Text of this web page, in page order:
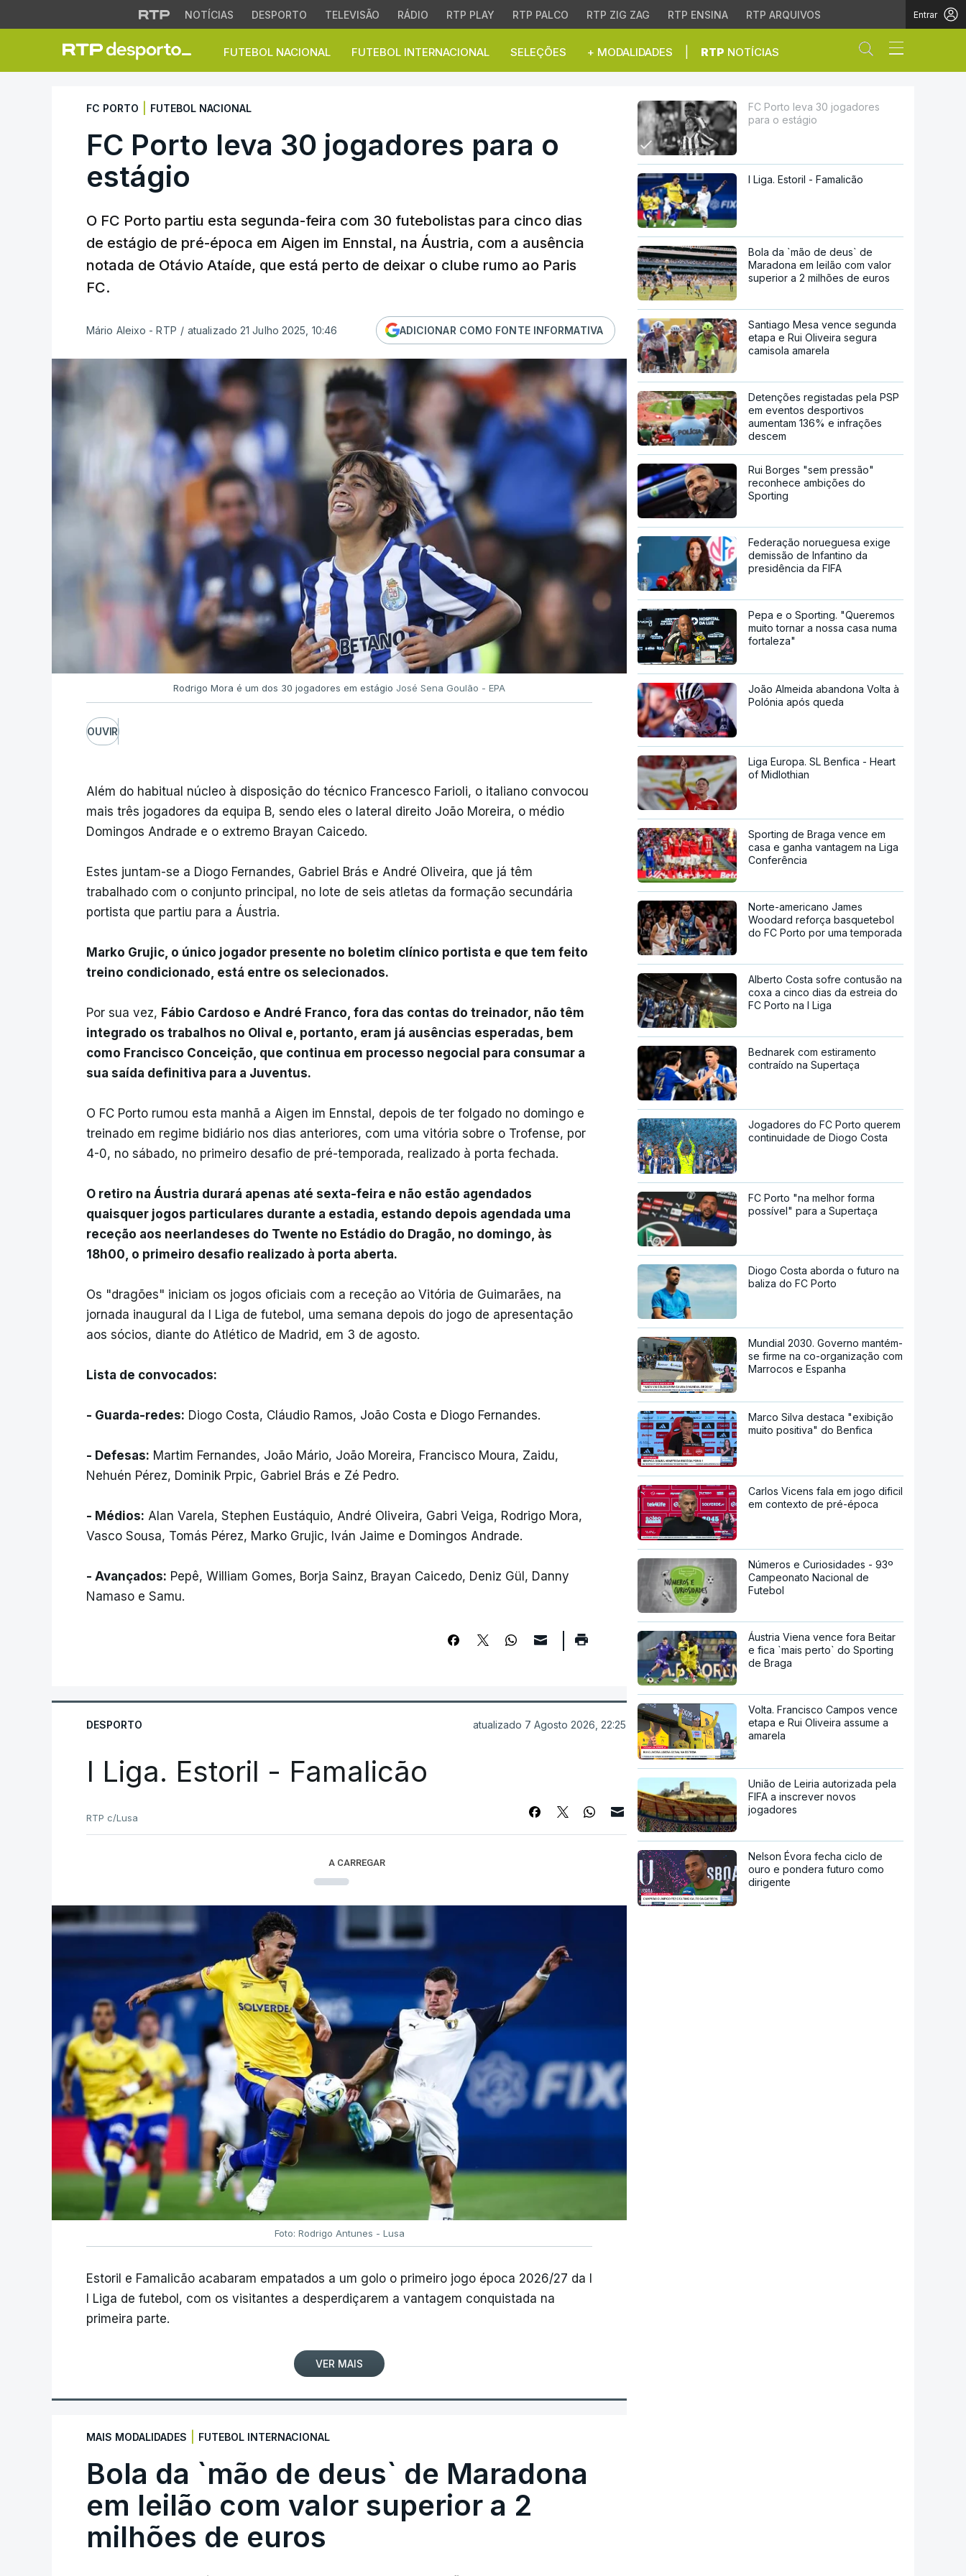
NOTÍCIAS DESPORTO TELEVISÃO RÁDIO RTP PLAY RTP PALCO RTP ZIG ZAG RTP ENSINA RTP ARQUIVOS Entrar
FUTEBOL NACIONAL FUTEBOL INTERNACIONAL SELEÇÕES + MODALIDADES RTP NOTÍCIAS Abrir campo
FC Porto leva 30 jogadores para o estágio
FC PORTO FUTEBOL NACIONAL
FC Porto leva 30 jogadores para o
estágio
O FC Porto partiu esta segunda-feira com 30 futebolistas para cinco dias
de estágio de pré-época em Aigen im Ennstal, na Áustria, com a ausência
notada de Otávio Ataíde, que está perto de deixar o clube rumo ao Paris
FC.
Mário Aleixo - RTP / atualizado 21 Julho 2025, 10:46 ADICIONAR COMO FONTE INFORMATIVA
Rodrigo Mora é um dos 30 jogadores em estágio José Sena Goulão - EPA
OUVIR
Além do habitual núcleo à disposição do técnico Francesco Farioli, o italiano convocou
mais três jogadores da equipa B, sendo eles o lateral direito João Moreira, o médio
Domingos Andrade e o extremo Brayan Caicedo.
Estes juntam-se a Diogo Fernandes, Gabriel Brás e André Oliveira, que já têm
trabalhado com o conjunto principal, no lote de seis atletas da formação secundária
portista que partiu para a Áustria.
Marko Grujic, o único jogador presente no boletim clínico portista e que tem feito
treino condicionado, está entre os selecionados.
Por sua vez, Fábio Cardoso e André Franco, fora das contas do treinador, não têm
integrado os trabalhos no Olival e, portanto, eram já ausências esperadas, bem
como Francisco Conceição, que continua em processo negocial para consumar a
sua saída definitiva para a Juventus.
O FC Porto rumou esta manhã a Aigen im Ennstal, depois de ter folgado no domingo e
treinado em regime bidiário nos dias anteriores, com uma vitória sobre o Trofense, por
4-0, no sábado, no primeiro desafio de pré-temporada, realizado à porta fechada.
O retiro na Áustria durará apenas até sexta-feira e não estão agendados
quaisquer jogos particulares durante a estadia, estando depois agendada uma
receção aos neerlandeses do Twente no Estádio do Dragão, no domingo, às
18h00, o primeiro desafio realizado à porta aberta.
Os "dragões" iniciam os jogos oficiais com a receção ao Vitória de Guimarães, na
jornada inaugural da I Liga de futebol, uma semana depois do jogo de apresentação
aos sócios, diante do Atlético de Madrid, em 3 de agosto.
Lista de convocados:
- Guarda-redes: Diogo Costa, Cláudio Ramos, João Costa e Diogo Fernandes.
- Defesas: Martim Fernandes, João Mário, João Moreira, Francisco Moura, Zaidu,
Nehuén Pérez, Dominik Prpic, Gabriel Brás e Zé Pedro.
- Médios: Alan Varela, Stephen Eustáquio, André Oliveira, Gabri Veiga, Rodrigo Mora,
Vasco Sousa, Tomás Pérez, Marko Grujic, Iván Jaime e Domingos Andrade.
- Avançados: Pepê, William Gomes, Borja Sainz, Brayan Caicedo, Deniz Gül, Danny
Namaso e Samu.
DESPORTO atualizado 7 Agosto 2026, 22:25
I Liga. Estoril - Famalicão
RTP c/Lusa
A CARREGAR
Foto: Rodrigo Antunes - Lusa
Estoril e Famalicão acabaram empatados a um golo o primeiro jogo época 2026/27 da I
I Liga de futebol, com os visitantes a desperdiçarem a vantagem conquistada na
primeira parte.
VER MAIS
MAIS MODALIDADES FUTEBOL INTERNACIONAL
Bola da `mão de deus` de Maradona
em leilão com valor superior a 2
milhões de euros
FC Porto leva 30 jogadores
para o estágio
I Liga. Estoril - Famalicão
Bola da `mão de deus` de
Maradona em leilão com valor
superior a 2 milhões de euros
Santiago Mesa vence segunda
etapa e Rui Oliveira segura
camisola amarela
Detenções registadas pela PSP
em eventos desportivos
aumentam 136% e infrações
descem
Rui Borges "sem pressão"
reconhece ambições do
Sporting
Federação norueguesa exige
demissão de Infantino da
presidência da FIFA
Pepa e o Sporting. "Queremos
muito tornar a nossa casa numa
fortaleza"
João Almeida abandona Volta à
Polónia após queda
Liga Europa. SL Benfica - Heart
of Midlothian
Sporting de Braga vence em
casa e ganha vantagem na Liga
Conferência
Norte-americano James
Woodard reforça basquetebol
do FC Porto por uma temporada
Alberto Costa sofre contusão na
coxa a cinco dias da estreia do
FC Porto na I Liga
Bednarek com estiramento
contraído na Supertaça
Jogadores do FC Porto querem
continuidade de Diogo Costa
FC Porto "na melhor forma
possível" para a Supertaça
Diogo Costa aborda o futuro na
baliza do FC Porto
Mundial 2030. Governo mantém-
se firme na co-organização com
Marrocos e Espanha
Marco Silva destaca "exibição
muito positiva" do Benfica
Carlos Vicens fala em jogo dificil
em contexto de pré-época
Números e Curiosidades - 93º
Campeonato Nacional de
Futebol
Áustria Viena vence fora Beitar
e fica `mais perto` do Sporting
de Braga
Volta. Francisco Campos vence
etapa e Rui Oliveira assume a
amarela
União de Leiria autorizada pela
FIFA a inscrever novos
jogadores
Nelson Évora fecha ciclo de
ouro e pondera futuro como
dirigente